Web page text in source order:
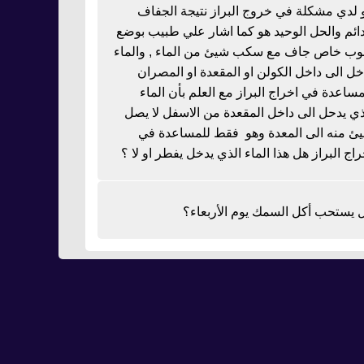
لدي مشكلة في خروج البراز نتيجة الجفاف
والحل الوحيد هو كما اشار علي طبيب بوضع
خاص جاف مع سكب شيئ من الماء , والماء
الى داخل الكولن او المقعدة او المصران
في اخراج البراز مع العلم بأن الماء
يدحل الى داخل المقعدة من الاسفل لا يصل
منه الى المعدة وهو فقط للمساعدة في
البراز هل هذا الماء الذي يدخل يفطر او لا ؟
يستحب أكل السمك يوم الأربعاء؟